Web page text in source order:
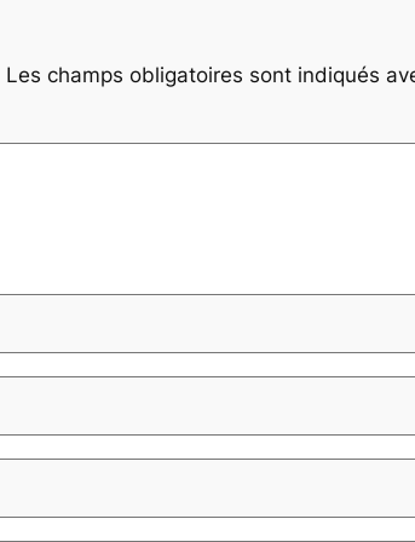
Les champs obligatoires sont indiqués